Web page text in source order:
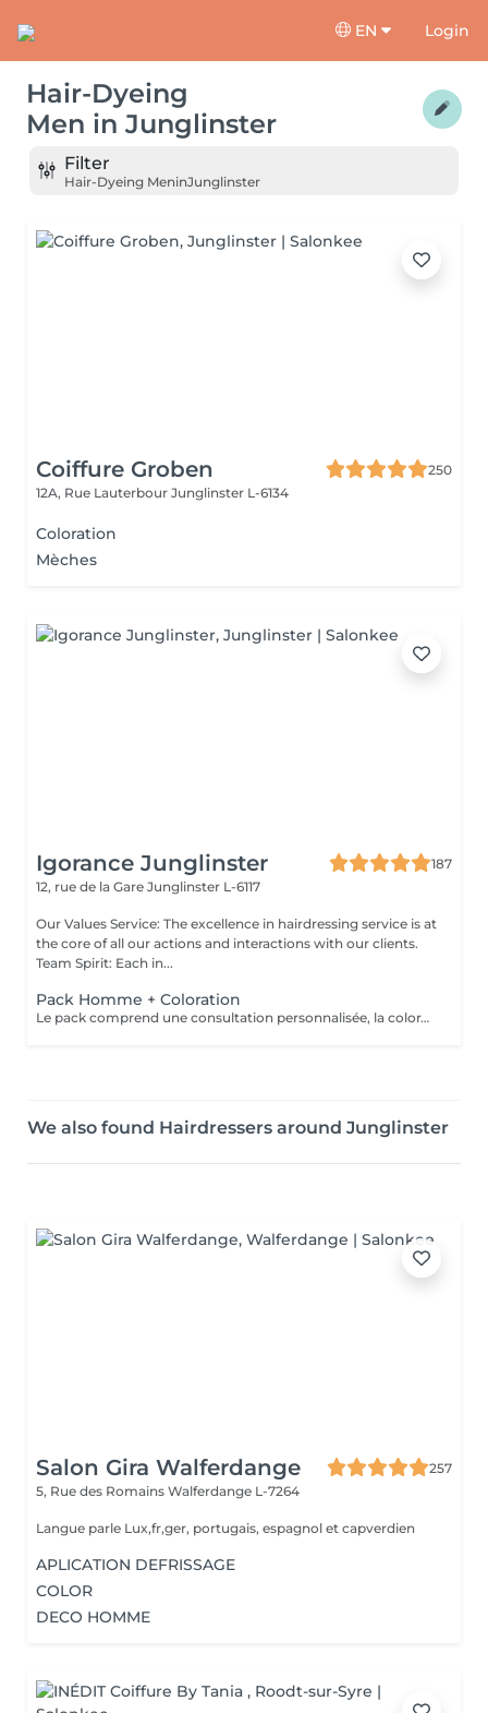
EN Login
Hair-Dyeing
Men in Junglinster
Filter
Hair-Dyeing MeninJunglinster
Coiffure Groben
250
12A, Rue Lauterbour Junglinster L-6134
Coloration
Mèches
Igorance Junglinster
187
12, rue de la Gare Junglinster L-6117
Our Values Service: The excellence in hairdressing service is at
the core of all our actions and interactions with our clients.
Team Spirit: Each in...
Pack Homme + Coloration
Le pack comprend une consultation personnalisée, la coloration avec les produits LOREAL PROFESSIONNEL , shampooing et conditionneur spécifiques REDKEN , la coupe IGORANCE ( finitions sur cheveux secs) , les produits de styling REDKEN * Tarifs à titre indicatifs à confirmer après la consultation personnalisée établit auprès de votre coiffeur/stylist/spécialiste * La direction se réserve le droit d’apporter des modifications pour le bon fonctionnement du salon
We also found Hairdressers around Junglinster
Salon Gira Walferdange
257
5, Rue des Romains Walferdange L-7264
Langue parle Lux,fr,ger, portugais, espagnol et capverdien
APLICATION DEFRISSAGE
COLOR
DECO HOMME